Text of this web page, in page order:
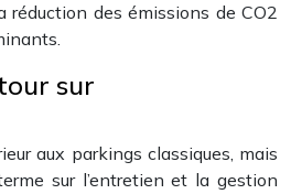
réduction des émissions de CO2
sur
aux parkings classiques, mais
sur l’entretien et la gestion